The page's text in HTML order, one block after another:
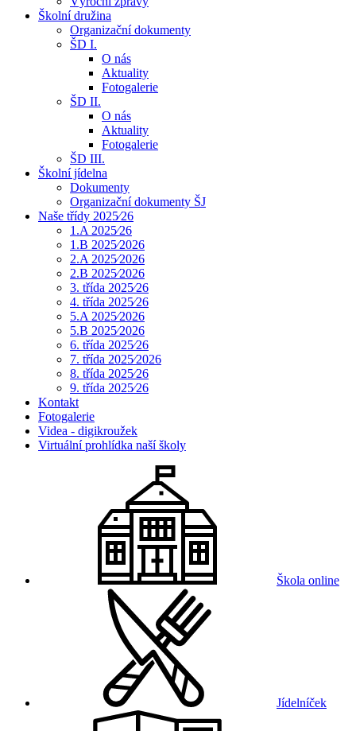
Školní družina
Organizační dokumenty
ŠD I.
O nás
Aktuality
Fotogalerie
ŠD II.
O nás
Aktuality
Fotogalerie
ŠD III.
Školní jídelna
Dokumenty
Organizační dokumenty ŠJ
Naše třídy 2025⁄26
1.A 2025⁄26
1.B 2025⁄2026
2.A 2025⁄2026
2.B 2025⁄2026
3. třída 2025⁄26
4. třída 2025⁄26
5.A 2025⁄2026
5.B 2025⁄2026
6. třída 2025⁄26
7. třída 2025⁄2026
8. třída 2025⁄26
9. třída 2025⁄26
Kontakt
Fotogalerie
Videa - digikroužek
Virtuální prohlídka naší školy
Škola online
Jídelníček